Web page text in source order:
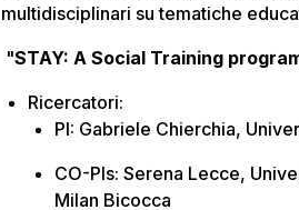
multidisciplinari su tematiche
"STAY: A Social Training
Ricercatori:
PI: Gabriele Chierchia,
CO-PIs: Serena Lecce,
Milan Bicocca